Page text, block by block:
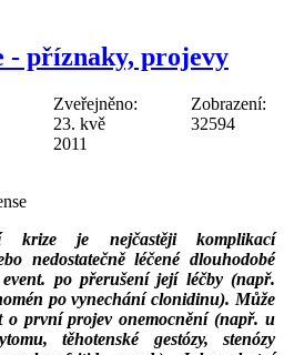
- příznaky, projevy
Zveřejněno:
23. kvě
2011
Zobrazení:
32594
krize je nejčastěji komplikací
nedostatečně léčené dlouhodobé
event. po přerušení její léčby (např.
po vynechání clonidinu). Může
o první projev onemocnění (např. u
těhotenské gestózy, stenózy